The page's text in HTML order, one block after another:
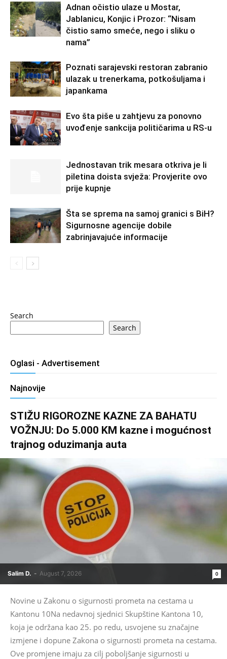
Adnan očistio ulaze u Mostar,
Jablanicu, Konjic i Prozor: “Nisam
čistio samo smeće, nego i sliku o
nama”
Poznati sarajevski restoran zabranio
ulazak u trenerkama, potkošuljama i
japankama
Evo šta piše u zahtjevu za ponovno
uvođenje sankcija političarima u RS-u
Jednostavan trik mesara otkriva je li
piletina doista svježa: Provjerite ovo
prije kupnje
Šta se sprema na samoj granici s BiH?
Sigurnosne agencije dobile
zabrinjavajuće informacije
Search
Search
Oglasi - Advertisement
Najnovije
STIŽU RIGOROZNE KAZNE ZA BAHATU
VOŽNJU: Do 5.000 KM kazne i mogućnost
trajnog oduzimanja auta
Salim D. - August 7, 2026 0
Novine u Zakonu o sigurnosti prometa na cestama u
Kantonu 10Na nedavnoj sjednici Skupštine Kantona 10,
koja je održana kao 25. po redu, usvojene su značajne
izmjene i dopune Zakona o sigurnosti prometa na cestama.
Ove promjene imaju za cilj poboljšanje sigurnosti u